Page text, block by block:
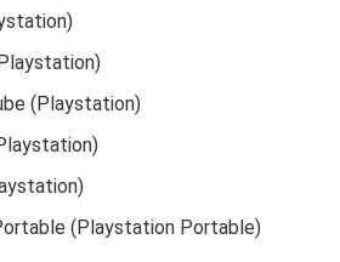
(Playstation)
(Playstation Portable)